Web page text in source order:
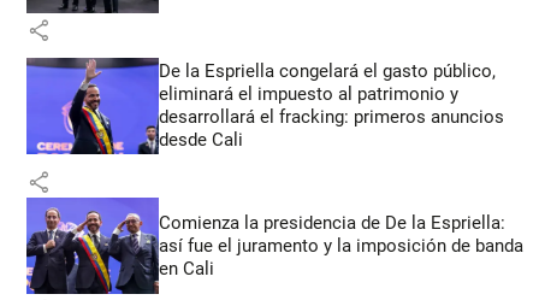
share
De la Espriella congelará el gasto público,
eliminará el impuesto al patrimonio y
desarrollará el fracking: primeros anuncios
desde Cali
share
Comienza la presidencia de De la Espriella:
así fue el juramento y la imposición de banda
en Cali